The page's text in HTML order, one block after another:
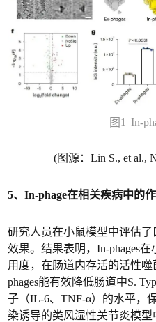
图1| In-
(图源：Lin S., et al.,
5、In-phage在相关疾病中的
研究人员在小鼠模型中评估了
效果。结果表明，In-phages
用度，在肠道内存活的活性噬
phages能有效降低肠道中S.
子（IL-6、TNF-α）的水平，
染诱导的类风湿性关节炎模型